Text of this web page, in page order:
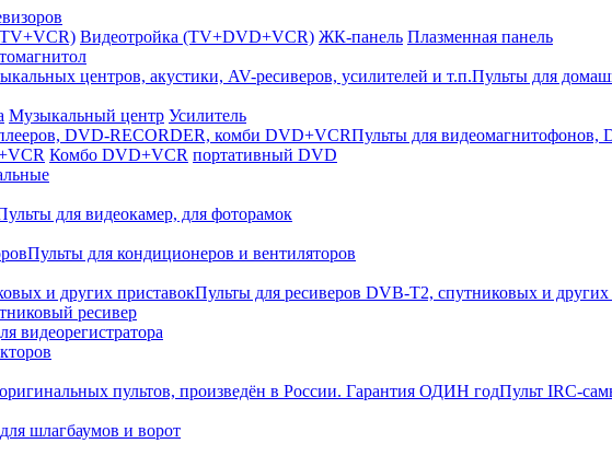
Видеотройка (TV+DVD+VCR) ЖК-панель Плазменная панель
Пульты для
Музыкальный центр Усилитель
Пульты для
Комбо DVD+VCR портативный DVD
для видеокамер, для фоторамок
Пульты для кондиционеров и вентиляторов
Пульты для ресиверов DVB-T2, спутниковых и других
ресивер
видеорегистратора
Пульт IRC-
шлагбаумов и ворот